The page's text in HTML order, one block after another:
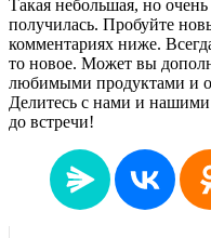
Такая небольшая, но
получилась. Пробуйте
комментариях ниже.
то новое. Может вы
любимыми продуктами и
Делитесь с нами и
до встречи!